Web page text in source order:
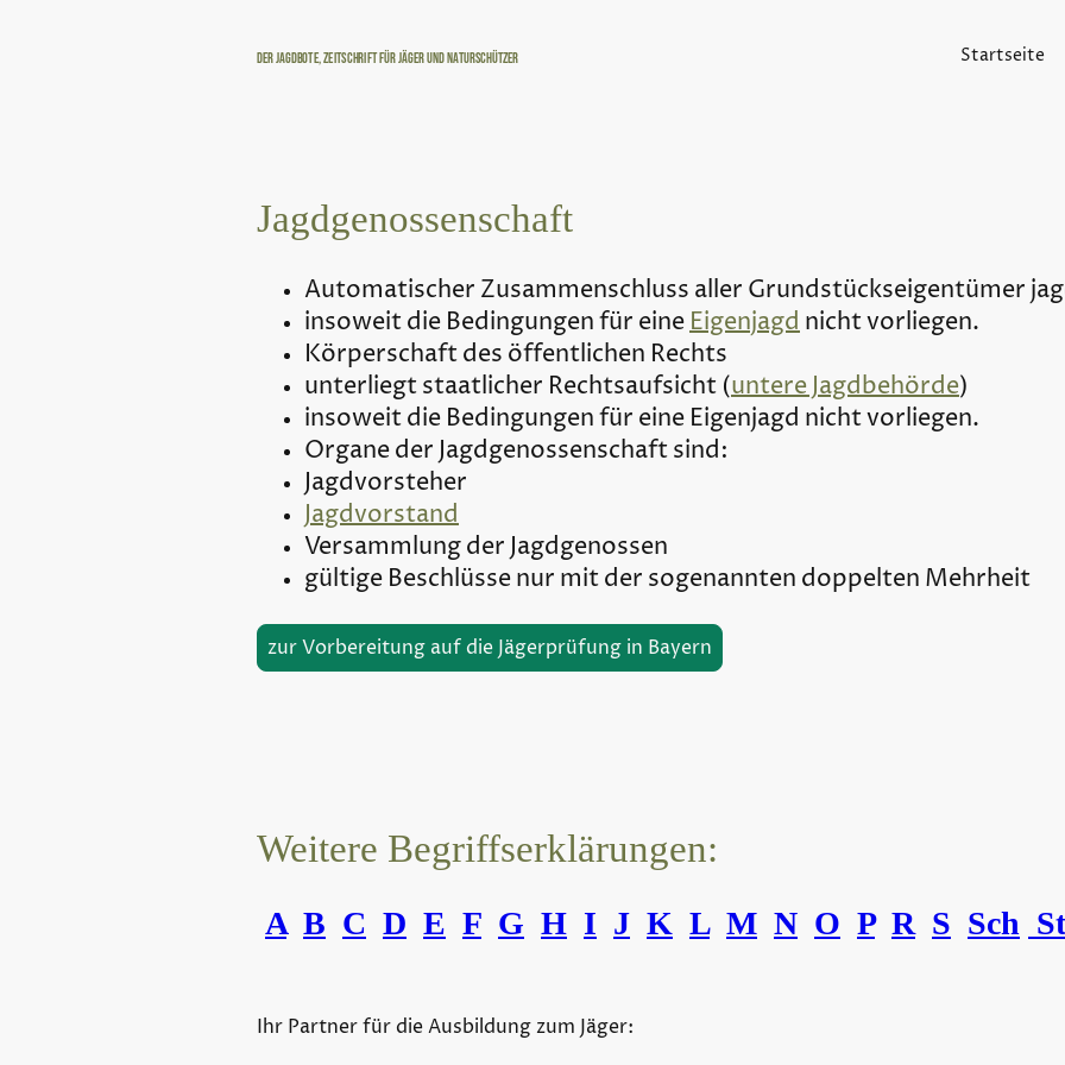
Der Jagdbote, Zeitschrift für Jäger und Naturschützer Startseite
Jagdgenossenschaft
Automatischer Zusammenschluss aller Grundstückseigentümer
insoweit die Bedingungen für eineEigenjagdnicht vorliegen.
Körperschaft des öffentlichen Rechts
unterliegt staatlicher Rechtsaufsicht (untere Jagdbehörde)
insoweit die Bedingungen für eine Eigenjagd nicht vorliegen.
Organe der Jagdgenossenschaft sind:
Jagdvorsteher
Jagdvorstand
Versammlung der Jagdgenossen
gültige Beschlüsse nur mit der sogenannten doppelten Mehrheit
zur Vorbereitung auf die Jägerprüfung in Bayern
Weitere Begriffserklärungen:
A B C D E F G H I J K L M N O P R S Sch St
Ihr Partner für die Ausbildung zum Jäger: